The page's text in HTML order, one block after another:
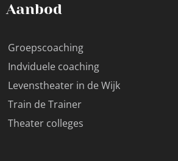
Aanbod
Groepscoaching
Indviduele coaching
Levenstheater in de Wijk
Train de Trainer
Theater colleges